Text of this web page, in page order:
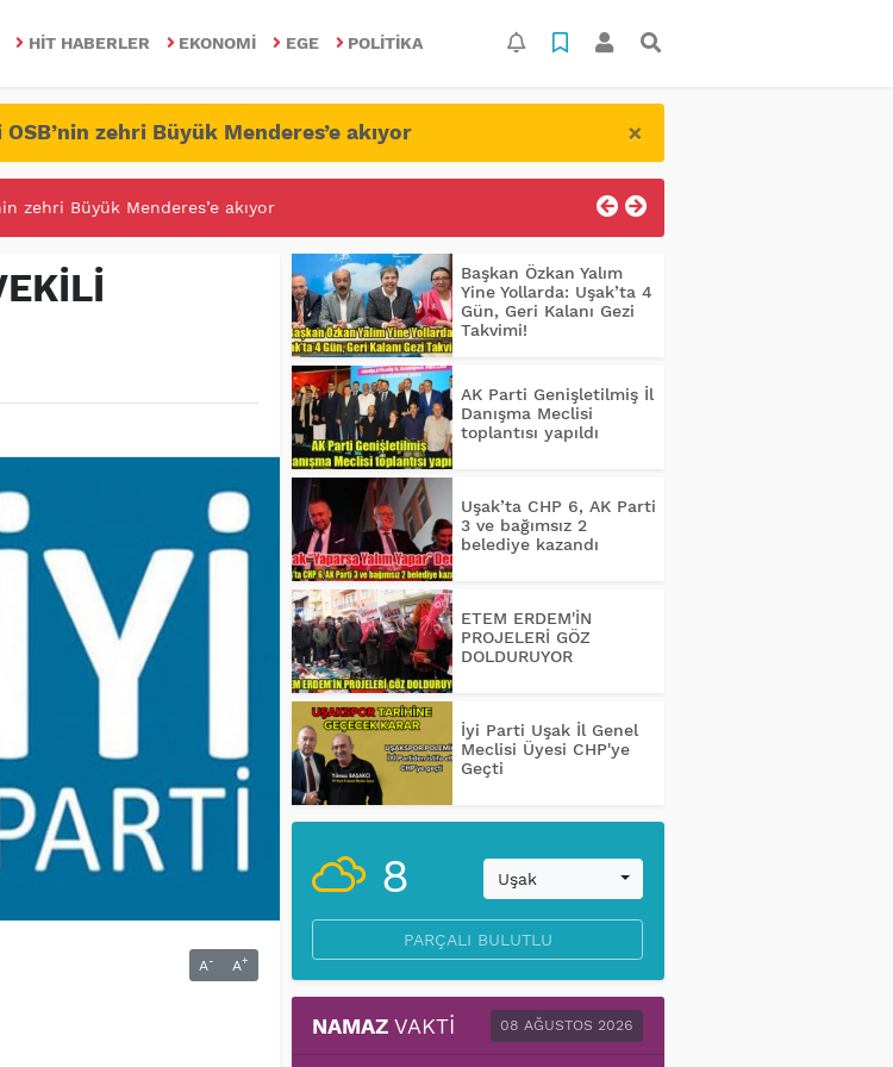
HIT HABERLER EKONOMI EGE POLITIKA
zehri Büyük Menderes’e akıyor ×
YALANDAN MÜCADELE!
A- A+
Başkan Özkan Yalım
Yine Yollarda: Uşak’ta 4
Gün, Geri Kalanı Gezi
Takvimi!
AK Parti Genişletilmiş İl
Danışma Meclisi
toplantısı yapıldı
Uşak’ta CHP 6, AK Parti
3 ve bağımsız 2
belediye kazandı
ETEM ERDEM'İN
PROJELERİ GÖZ
DOLDURUYOR
İyi Parti Uşak İl Genel
Meclisi Üyesi CHP'ye
Geçti
8 Uşak
PARÇALI BULUTLU
NAMAZ VAKTI 08 AĞUSTOS 2026